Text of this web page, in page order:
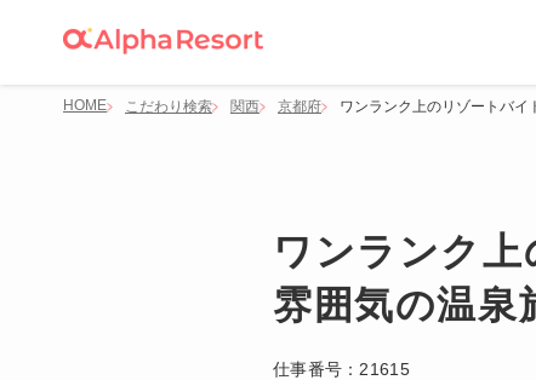
HOME こだわり検索 関西 京都府 ワンランク上のリゾートバイ
ワンランク上
雰囲気の温泉
仕事番号： 21615